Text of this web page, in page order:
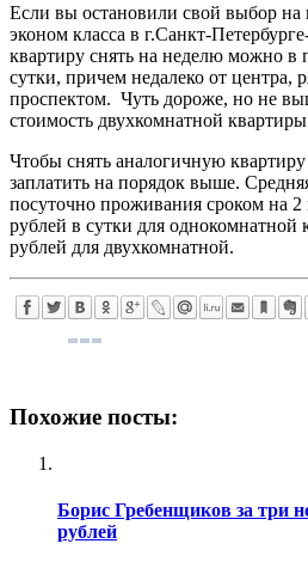
Если вы остановили свой выбор на
эконом класса в г.Санкт-
квартиру снять на неделю можно в
сутки, причем недалеко от центра,
проспектом. Чуть дороже, но не
стоимость двухкомнатной
Чтобы снять аналогичную
заплатить на порядок выше.
посуточно проживания сроком на 2
рублей в сутки для однокомнатной
рублей для двухкомнатной.
Похожие посты:
Борис Гребенщиков за три
рублей